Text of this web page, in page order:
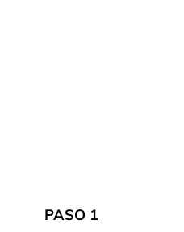
PASO 1